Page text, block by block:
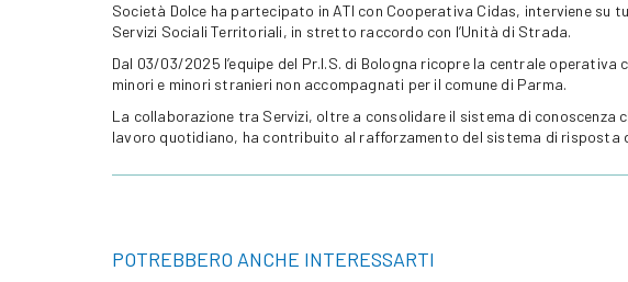
Società Dolce ha partecipato in ATI con Cooperativa Cidas, interviene su
Servizi Sociali Territoriali, in stretto raccordo con l’Unità di Strada.
Dal 03/03/2025 l’equipe del Pr.I.S. di Bologna ricopre la centrale operativa
minori e minori stranieri non accompagnati per il comune di Parma.
La collaborazione tra Servizi, oltre a consolidare il sistema di conoscenza
lavoro quotidiano, ha contribuito al rafforzamento del sistema di risposta
POTREBBERO ANCHE INTERESSARTI